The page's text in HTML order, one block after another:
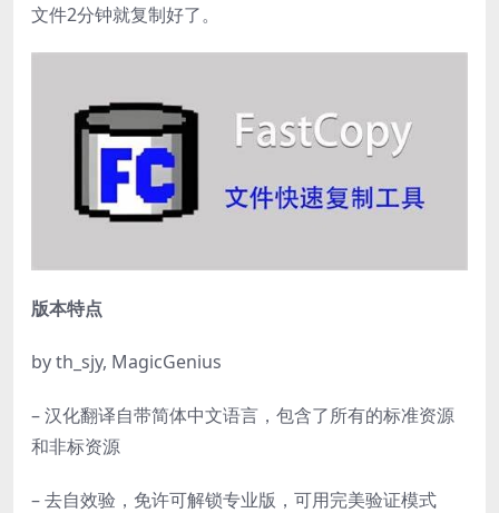
文件2分钟就复制好了。
版本特点
by th_sjy, MagicGenius
– 汉化翻译自带简体中文语言，包含了所有的标准资源
和非标资源
– 去自效验，免许可解锁专业版，可用完美验证模式